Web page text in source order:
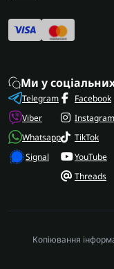
Ми у
Telegram
Viber
Whatsapp
Signal
Facebook
Instagram
TikTok
YouTube
Threads
Копіювання